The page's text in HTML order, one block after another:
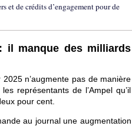
et de crédits d’engagement pour de
il manque des milliards
n’augmente pas de manière
représentants de l’Ampel qu’il
pour cent.
au journal une augmentation